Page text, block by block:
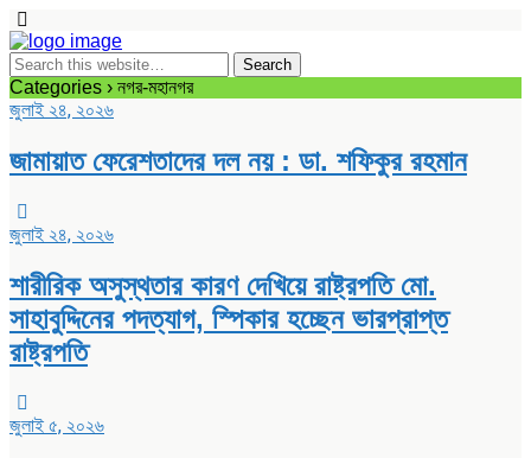
Categories › নগর-মহানগর
জুলাই ২৪, ২০২৬
জামায়াত ফেরেশতাদের দল নয় : ডা. শফিকুর রহমান
জুলাই ২৪, ২০২৬
শারীরিক অসুস্থতার কারণ দেখিয়ে রাষ্ট্রপতি মো.
সাহাবুদ্দিনের পদত্যাগ, স্পিকার হচ্ছেন ভারপ্রাপ্ত
রাষ্ট্রপতি
জুলাই ৫, ২০২৬